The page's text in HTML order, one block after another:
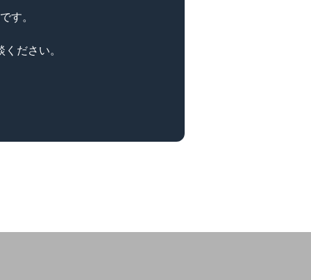
す。
ださい。